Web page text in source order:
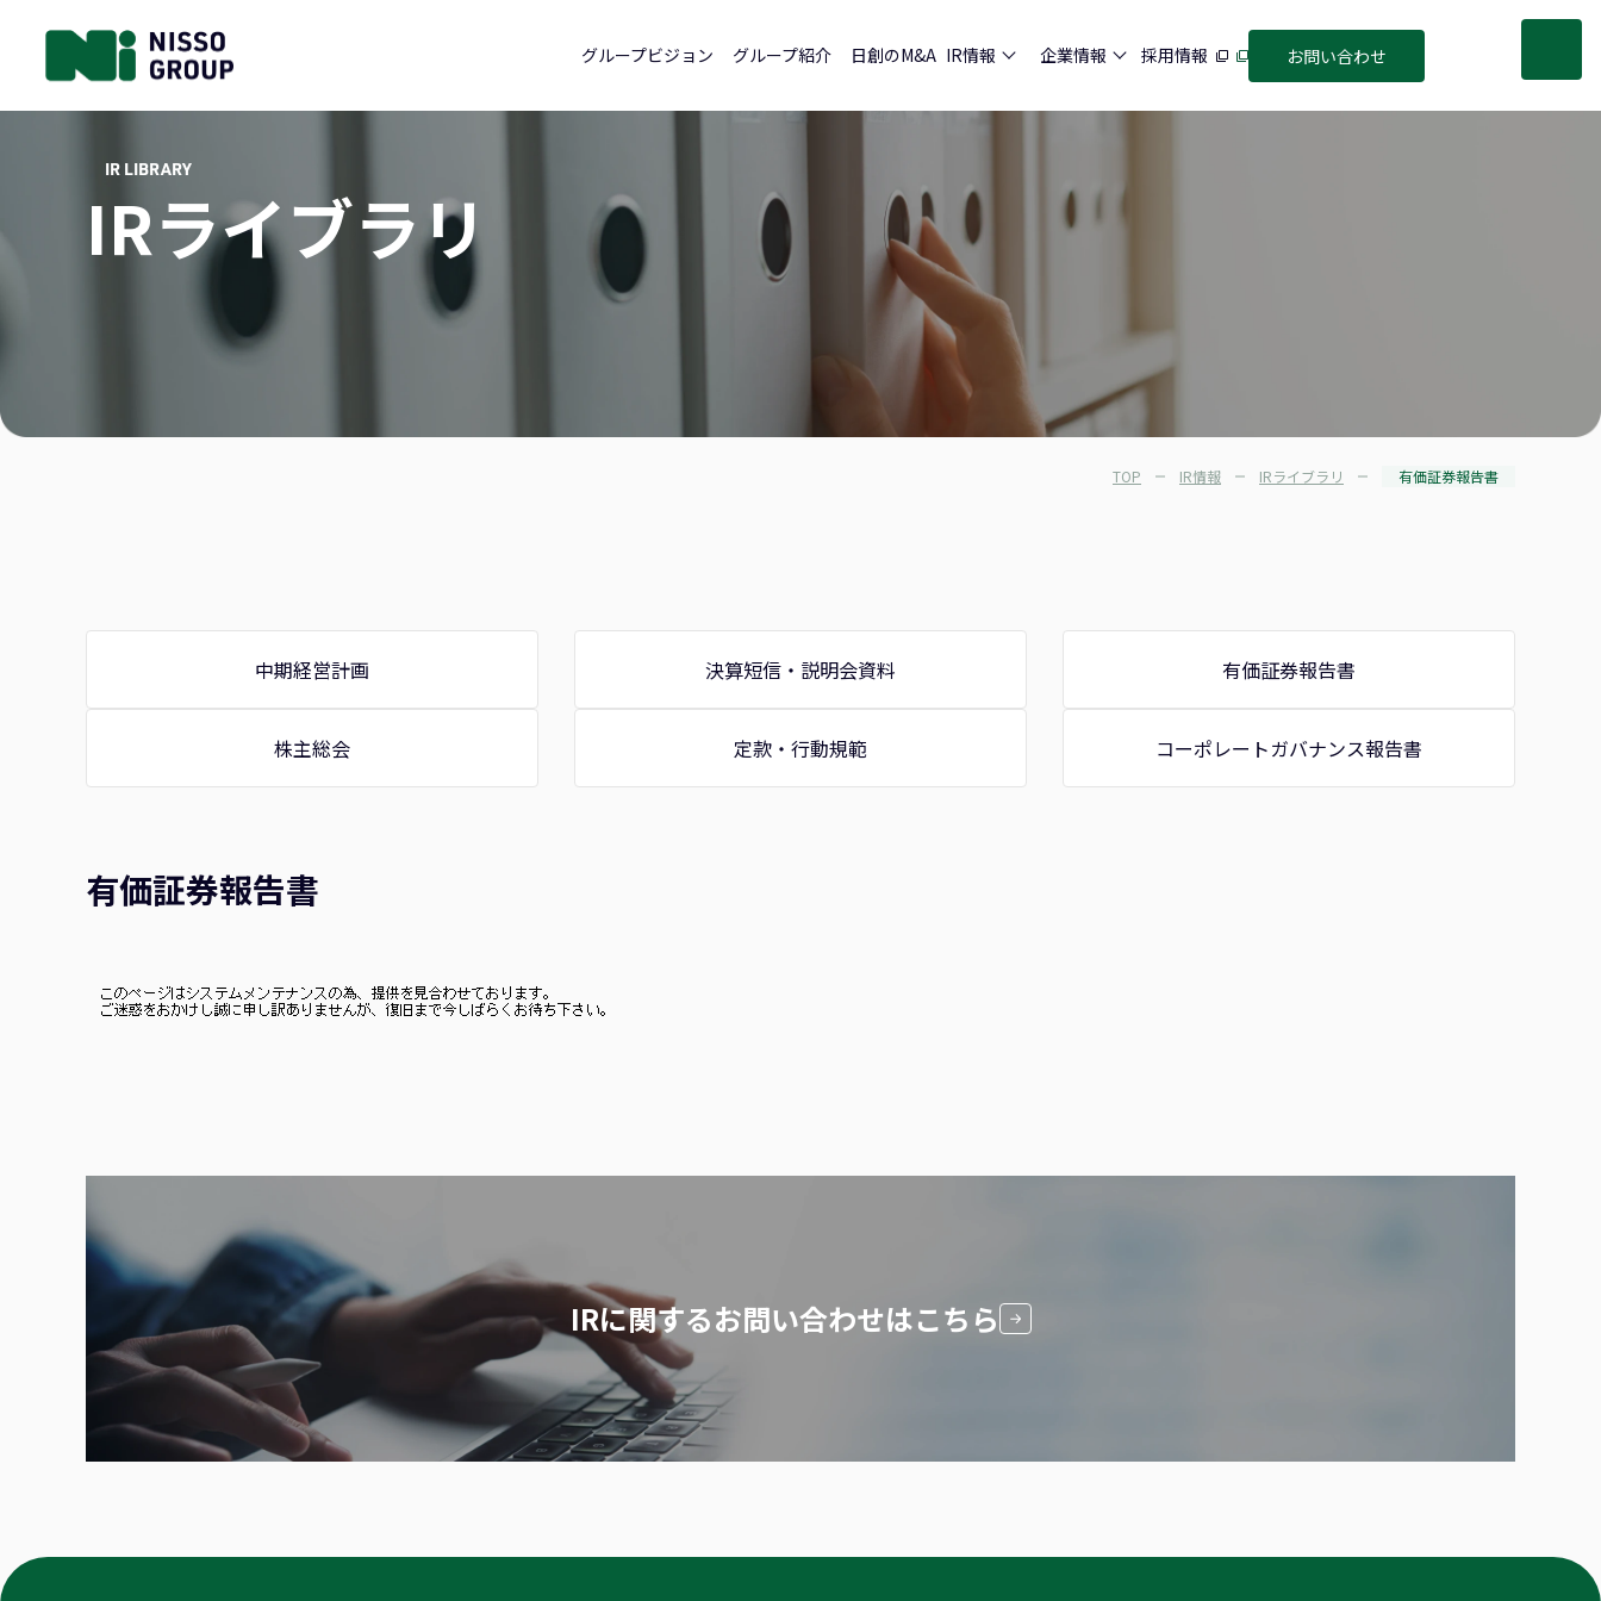
グループビジョン グループ紹介 日創のM&A IR情報 企業情報 採用情報 お問い合わせ
IR LIBRARY
IRライブラリ
TOP IR情報 IRライブラリ 有価証券報告書
中期経営計画 決算短信・説明会資料 有価証券報告書
株主総会 定款・行動規範 コーポレートガバナンス報告書
有価証券報告書
IRに関するお問い合わせはこちら